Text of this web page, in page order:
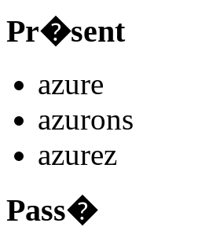
Pr�sent
azure
azurons
azurez
Pass�